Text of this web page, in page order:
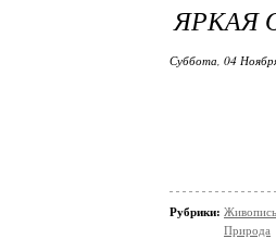
ЯРКАЯ
Суббота, 04
Рубрики: Живопись
Природа